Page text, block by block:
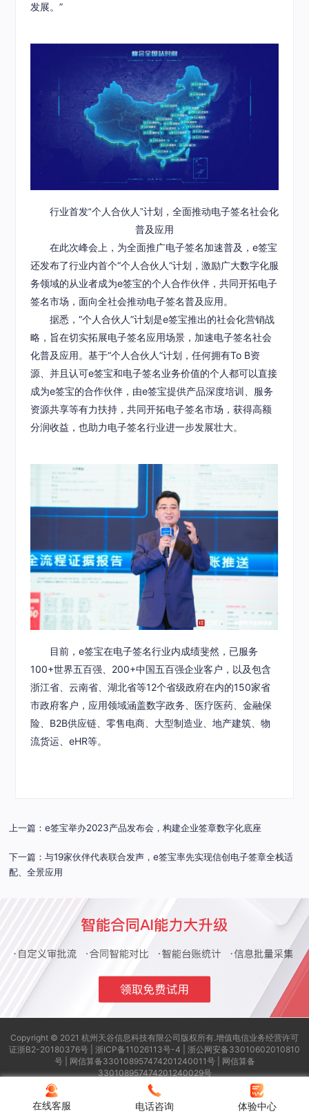
在线客服 电话咨询 体验中心
发展。”
行业首发“个人合伙人”计划，全面推动电子签名社会化
普及应用
在此次峰会上，为全面推广电子签名加速普及，e签宝
还发布了行业内首个“个人合伙人”计划，激励广大数字化服
务领域的从业者成为e签宝的个人合作伙伴，共同开拓电子
签名市场，面向全社会推动电子签名普及应用。
据悉，“个人合伙人”计划是e签宝推出的社会化营销战
略，旨在切实拓展电子签名应用场景，加速电子签名社会
化普及应用。基于“个人合伙人”计划，任何拥有To B资
源、并且认可e签宝和电子签名业务价值的个人都可以直接
成为e签宝的合作伙伴，由e签宝提供产品深度培训、服务
资源共享等有力扶持，共同开拓电子签名市场，获得高额
分润收益，也助力电子签名行业进一步发展壮大。
目前，e签宝在电子签名行业内成绩斐然，已服务
100+世界五百强、200+中国五百强企业客户，以及包含
浙江省、云南省、湖北省等12个省级政府在内的150家省
市政府客户，应用领域涵盖数字政务、医疗医药、金融保
险、B2B供应链、零售电商、大型制造业、地产建筑、物
流货运、eHR等。
上一篇：e签宝举办2023产品发布会，构建企业签章数字化底座
下一篇：与19家伙伴代表联合发声，e签宝率先实现信创电子签章全栈适
配、全景应用
Copyright © 2021 杭州天谷信息科技有限公司版权所有.增值电信业务经营许可
证浙B2-20180376号 | 浙ICP备11026113号-4
浙公网安备33010602010810
号| 网信算备330108957474201240011号| 网信算备
330108957474201240029号
e签宝服务协议
e签宝服务等级协议 历史版本协议